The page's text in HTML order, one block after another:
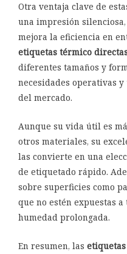
Otra ventaja clave de
una impresión
mejora la eficiencia en
etiquetas térmico
diferentes tamaños y
necesidades operativas
del mercado.
Aunque su vida útil es
otros materiales, su
las convierte en una
de etiquetado rápido.
sobre superficies como
que no estén expuestas
humedad prolongada.
En resumen, las